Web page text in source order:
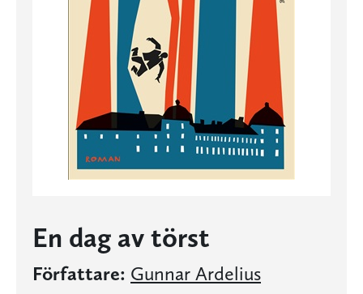
En dag av törst
Författare: Gunnar Ardelius